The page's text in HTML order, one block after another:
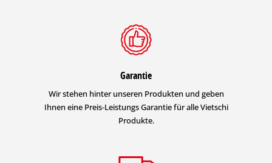
Garantie
Wir stehen hinter unseren Produkten und geben
Ihnen eine Preis-Leistungs Garantie für alle Vietschi
Produkte.